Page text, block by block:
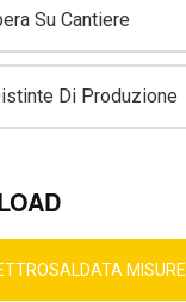
Su Cantiere
Di Produzione
MISURE